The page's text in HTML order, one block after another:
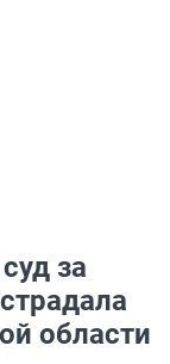
за
области